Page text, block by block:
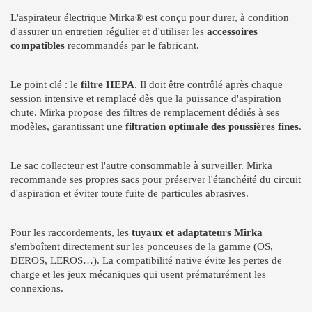
L'aspirateur électrique Mirka® est conçu pour durer, à condition
d'assurer un entretien régulier et d'utiliser les accessoires
compatibles recommandés par le fabricant.
Le point clé : le filtre HEPA. Il doit être contrôlé après chaque
session intensive et remplacé dès que la puissance d'aspiration
chute. Mirka propose des filtres de remplacement dédiés à ses
modèles, garantissant une filtration optimale des poussières fines.
Le sac collecteur est l'autre consommable à surveiller. Mirka
recommande ses propres sacs pour préserver l'étanchéité du circuit
d'aspiration et éviter toute fuite de particules abrasives.
Pour les raccordements, les tuyaux et adaptateurs Mirka
s'emboîtent directement sur les ponceuses de la gamme (OS,
DEROS, LEROS…). La compatibilité native évite les pertes de
charge et les jeux mécaniques qui usent prématurément les
connexions.